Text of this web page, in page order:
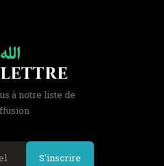
à notre liste de
S'inscrire